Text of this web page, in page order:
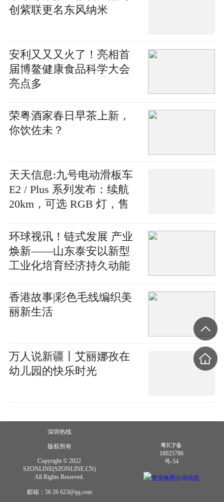
创紫联更名东风纳米
安利又又又火了！亮相首
届博鳌健康食品科学大会
亮点多
荣粤酒家春日早茶上新，
你饮佐未？
天天信息:九号电动滑板车
E2 / Plus 系列发布：续航
20km，可选 RGB 灯，售
环球视讯！链式发展 产业
焕新——山东泰安以新型
工业化培育经济持久动能
香港故事|彩色毛线编织美
丽新生活
万人说新疆丨艾丽娜孜在
幼儿园的快乐时光
深圳热线
版权所有
Copyright © 2022
SZONLINE(SZONLINE.CN)
All Rights Reserved.
邮箱：56 26 623@qq.com
粤ICP备
18025786
号-54
营业执照公示信息